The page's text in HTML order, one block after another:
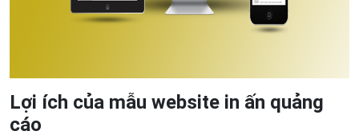
Lợi ích của mẫu website in ấn quảng
cáo